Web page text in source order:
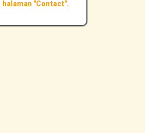
halaman "Contact".